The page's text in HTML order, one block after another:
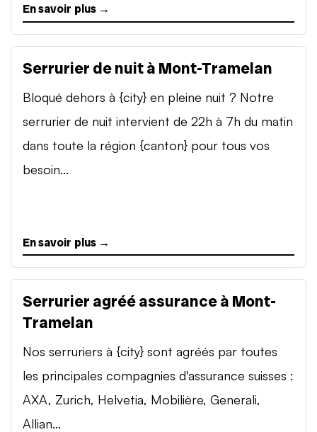
En savoir plus →
Serrurier de nuit à Mont-Tramelan
Bloqué dehors à {city} en pleine nuit ? Notre
serrurier de nuit intervient de 22h à 7h du matin
dans toute la région {canton} pour tous vos
besoin...
En savoir plus →
Serrurier agréé assurance à Mont-
Tramelan
Nos serruriers à {city} sont agréés par toutes
les principales compagnies d'assurance suisses :
AXA, Zurich, Helvetia, Mobilière, Generali,
Allian...